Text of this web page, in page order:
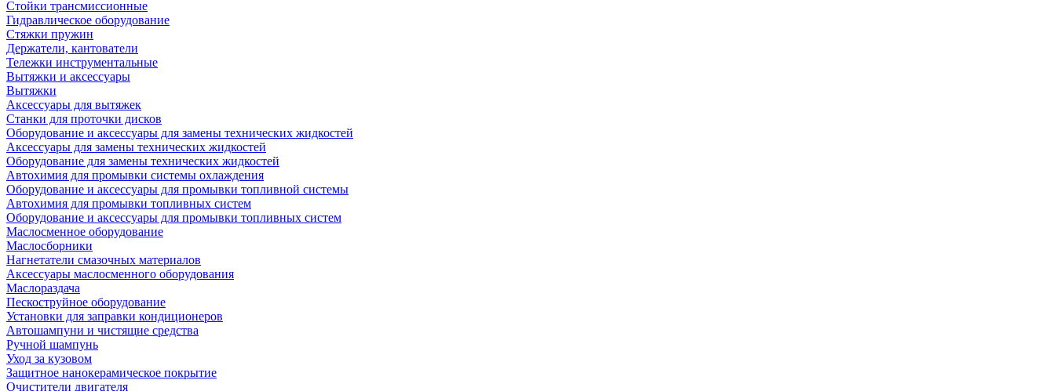
Стойки трансмиссионные
Гидравлическое оборудование
Стяжки пружин
Держатели, кантователи
Тележки инструментальные
Вытяжки и аксессуары
Вытяжки
Аксессуары для вытяжек
Станки для проточки дисков
Оборудование и аксессуары для замены технических жидкостей
Аксессуары для замены технических жидкостей
Оборудование для замены технических жидкостей
Автохимия для промывки системы охлаждения
Оборудование и аксессуары для промывки топливной системы
Автохимия для промывки топливных систем
Оборудование и аксессуары для промывки топливных систем
Маслосменное оборудование
Маслосборники
Нагнетатели смазочных материалов
Аксессуары маслосменного оборудования
Маслораздача
Пескоструйное оборудование
Установки для заправки кондиционеров
Автошампуни и чистящие средства
Ручной шампунь
Уход за кузовом
Защитное нанокерамическое покрытие
Очистители двигателя